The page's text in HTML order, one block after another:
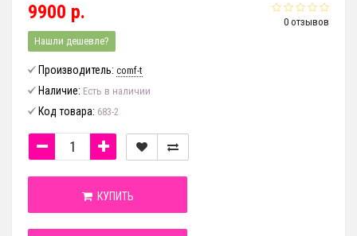
0 отзывов
9900 р.
Нашли дешевле?
Производитель: comf-t
Наличие: Есть в наличии
Код товара: 683-2
КУПИТЬ